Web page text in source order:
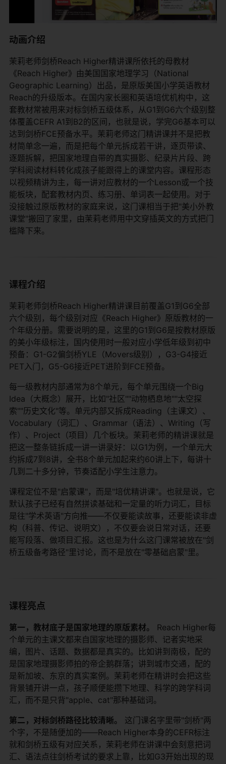
动画介绍
茉莉老师剑桥Reach Higher精讲课所依托的母教材
《Reach Higher》由美国国家地理学习（National
Geographic Learning）出品，是原版美国小学英语教材
Reach的升级版本。在国内家长圈和英语培优机构中，这
套教材常被用来对标剑桥五级体系，从G1到G6六个级别整
体覆盖CEFR A1到B2的区间，也就是说，学完G6基本可以
达到剑桥FCE预备水平。茉莉老师这门精讲课并不是把教
材简单念一遍，而是把每个单元拆成若干讲，逐页带读、
逐题拆解，把国家地理自带的真实摄影、纪录片片段、跨
学科阅读材料转化成孩子能跟得上的课堂内容。课程形态
以视频精讲为主，每一讲对应教材的一个Lesson或一个技
能板块，配套教材内页、练习册、单词表一起使用。对于
没接触过原版教材的家庭来说，这门课相当于把"美小外教
课堂"搬回了家里，由茉莉老师用中文穿插英文的方式把门
槛降下来。
课程介绍
茉莉老师剑桥Reach Higher精讲课目前覆盖G1到G6全部
六个级别，每个级别对应《Reach Higher》原版教材的一
个年级分册。需要说明的是，这里的G1到G6是按教材原版
的美小年级标注，国内使用时一般对应小学低年级到初中
预备：G1-G2偏剑桥YLE（Movers级别），G3-G4接近
PET入门，G5-G6接近PET进阶到FCE预备。
每一级教材内部通常为8个单元，每个单元围绕一个Big
Idea（大概念）展开，比如"社区""动物栖息地""太空探
索""历史文化"等。单元内部又拆成Reading（主课文）、
Vocabulary（词汇）、Grammar（语法）、Writing（写
作）、Project（项目）几个板块。茉莉老师的精讲课就是
把这一整条链拆成一讲一讲录好：以G1为例，一个单元大
约拆成7到8讲，全书8个单元加起来约60讲上下，每讲十
几到二十多分钟，节奏适配小学生注意力。
课程定位不是"启蒙课"，而是"培优精讲课"。也就是说，它
默认孩子已经有自然拼读基础和一定量的听力词汇，目标
是往"学术英语"方向推——不仅要能读故事，还要能读非虚
构（科普、传记、说明文），不仅要会说日常对话，还要
能写段落、做项目汇报。这也是为什么这门课常被放在"剑
桥五级备考路径"里讨论，而不是放在"零基础启蒙"里。
课程亮点
第一，教材底子是国家地理的原版素材。
​ Reach Higher每
个单元的主课文都来自国家地理的摄影师、记者实地采
编，图片、话题、数据都是真实的。比如讲到南极，配的
是国家地理摄影师拍的帝企鹅群落；讲到城市交通，配的
是新加坡、东京的真实案例。茉莉老师在精讲时会把这些
背景铺开讲一点，孩子顺便能攒下地理、科学的跨学科词
汇，而不是只背"apple、cat"那种基础词。
第二，对标剑桥路径比较清晰。
​ 这门课名字里带"剑桥"两
个字，不是随便加的——Reach Higher本身的CEFR标注
就和剑桥五级有对应关系，茉莉老师在讲课中会刻意把词
汇、语法点往剑桥考试的要求上靠，比如G3开始出现的现